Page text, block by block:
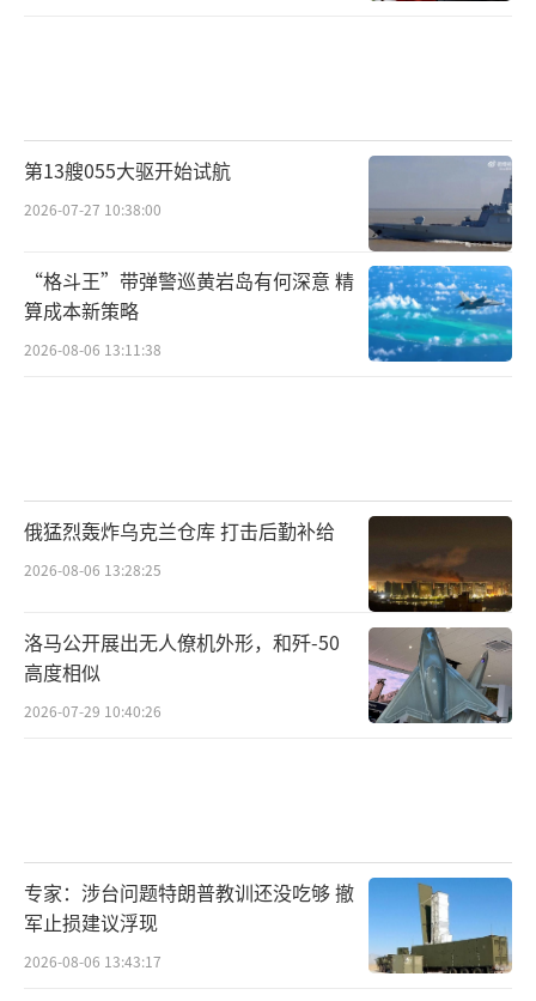
第13艘055大驱开始试航
2026-07-27 10:38:00
“格斗王”带弹警巡黄岩岛有何深意 精
算成本新策略
2026-08-06 13:11:38
俄猛烈轰炸乌克兰仓库 打击后勤补给
2026-08-06 13:28:25
洛马公开展出无人僚机外形，和歼-50
高度相似
2026-07-29 10:40:26
专家：涉台问题特朗普教训还没吃够 撤
军止损建议浮现
2026-08-06 13:43:17